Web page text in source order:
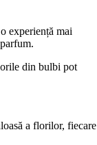
experiență mai
din bulbi pot
a florilor, fiecare